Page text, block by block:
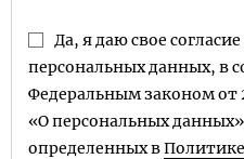
Да, я даю свое
персональных данных, в
Федеральным законом от
«О персональных
определенных в